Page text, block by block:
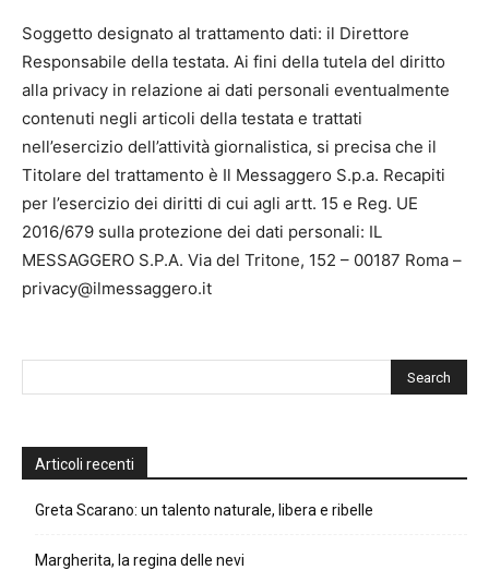
Soggetto designato al trattamento dati: il Direttore
Responsabile della testata. Ai fini della tutela del diritto
alla privacy in relazione ai dati personali eventualmente
contenuti negli articoli della testata e trattati
nell’esercizio dell’attività giornalistica, si precisa che il
Titolare del trattamento è Il Messaggero S.p.a. Recapiti
per l’esercizio dei diritti di cui agli artt. 15 e Reg. UE
2016/679 sulla protezione dei dati personali: IL
MESSAGGERO S.P.A. Via del Tritone, 152 – 00187 Roma –
privacy@ilmessaggero.it
Articoli recenti
Greta Scarano: un talento naturale, libera e ribelle
Margherita, la regina delle nevi